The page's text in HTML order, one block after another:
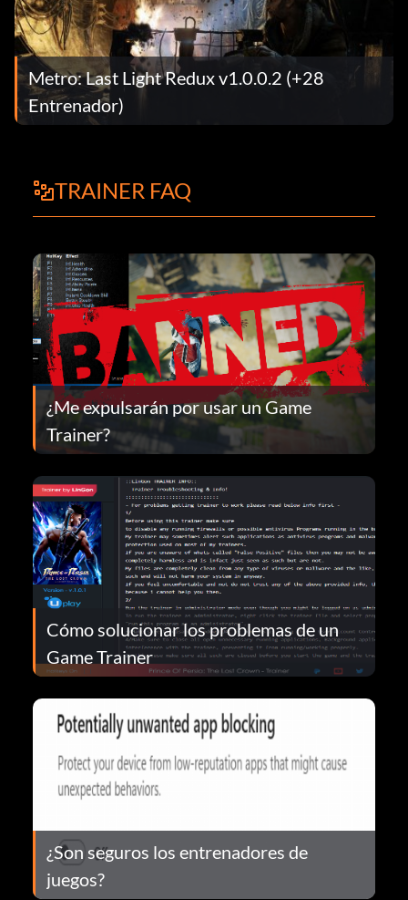
Metro: Last Light Redux v1.0.0.2 (+28
Entrenador)
TRAINER FAQ
¿Me expulsarán por usar un Game
Trainer?
Cómo solucionar los problemas de un
Game Trainer
¿Son seguros los entrenadores de
juegos?